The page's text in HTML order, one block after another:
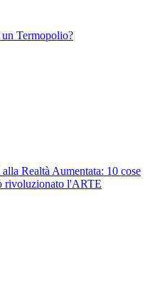
un Termopolio?
Realtà Aumentata: 10 cose
rivoluzionato l'ARTE